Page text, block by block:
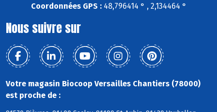
Coordonnées GPS :48,796414 ° , 2,134464 °
Nous suivre sur
Votre magasin Biocoop Versailles Chantiers (78000)
est proche de :